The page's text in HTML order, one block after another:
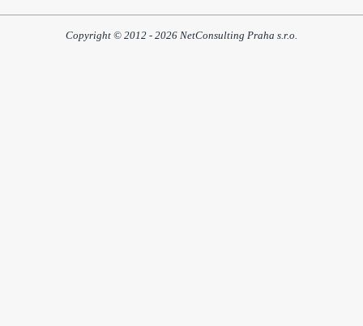
Copyright © 2012 - 2026 NetConsulting Praha s.r.o.